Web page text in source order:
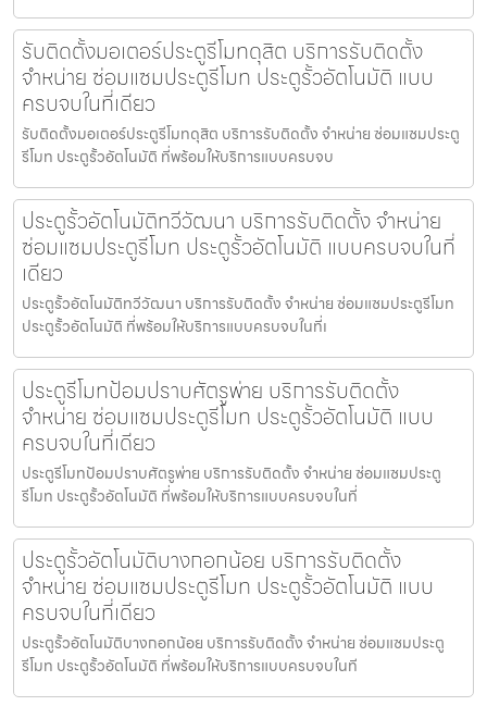
รับติดตั้งมอเตอร์ประตูรีโมทดุสิต บริการรับติดตั้ง
จำหน่าย ซ่อมแซมประตูรีโมท ประตูรั้วอัตโนมัติ แบบ
ครบจบในที่เดียว
รับติดตั้งมอเตอร์ประตูรีโมทดุสิต บริการรับติดตั้ง จำหน่าย ซ่อมแซมประตู
รีโมท ประตูรั้วอัตโนมัติ ที่พร้อมให้บริการแบบครบจบ
ประตูรั้วอัตโนมัติทวีวัฒนา บริการรับติดตั้ง จำหน่าย
ซ่อมแซมประตูรีโมท ประตูรั้วอัตโนมัติ แบบครบจบในที่
เดียว
ประตูรั้วอัตโนมัติทวีวัฒนา บริการรับติดตั้ง จำหน่าย ซ่อมแซมประตูรีโมท
ประตูรั้วอัตโนมัติ ที่พร้อมให้บริการแบบครบจบในที่เ
ประตูรีโมทป้อมปราบศัตรูพ่าย บริการรับติดตั้ง
จำหน่าย ซ่อมแซมประตูรีโมท ประตูรั้วอัตโนมัติ แบบ
ครบจบในที่เดียว
ประตูรีโมทป้อมปราบศัตรูพ่าย บริการรับติดตั้ง จำหน่าย ซ่อมแซมประตู
รีโมท ประตูรั้วอัตโนมัติ ที่พร้อมให้บริการแบบครบจบในที่
ประตูรั้วอัตโนมัติบางกอกน้อย บริการรับติดตั้ง
จำหน่าย ซ่อมแซมประตูรีโมท ประตูรั้วอัตโนมัติ แบบ
ครบจบในที่เดียว
ประตูรั้วอัตโนมัติบางกอกน้อย บริการรับติดตั้ง จำหน่าย ซ่อมแซมประตู
รีโมท ประตูรั้วอัตโนมัติ ที่พร้อมให้บริการแบบครบจบในที